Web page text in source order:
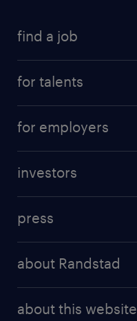
find a job
for talents
professional career
for employers
randstad professional
randstad digital
investors
results and reports
press
about Randstad
about this website